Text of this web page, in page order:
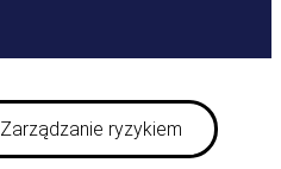
Zarządzanie ryzykiem